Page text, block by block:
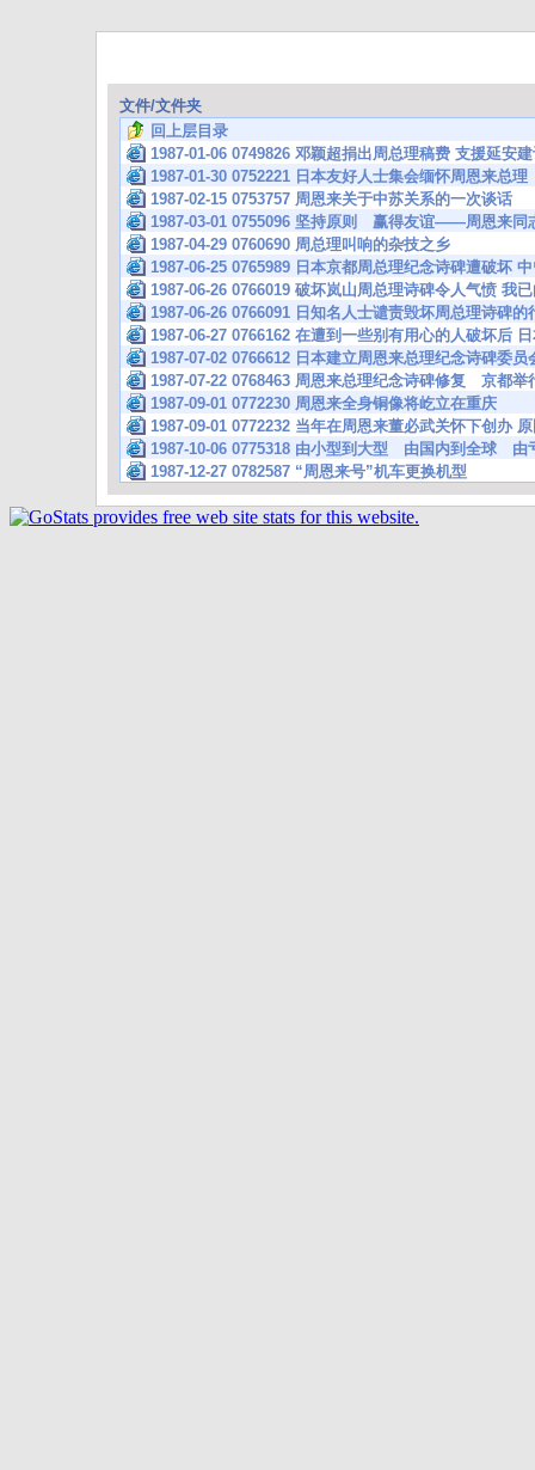
文件/文件夹
回上层目录
1987-01-06 0749826 邓颖超捐出周总理稿费 支援延安
1987-01-30 0752221 日本友好人士集会缅怀周恩来总理
1987-02-15 0753757 周恩来关于中苏关系的一次谈话
1987-03-01 0755096 坚持原则 赢得友谊——周恩来同
1987-04-29 0760690 周总理叫响的杂技之乡
1987-06-25 0765989 日本京都周总理纪念诗碑遭破坏
1987-06-26 0766019 破坏岚山周总理诗碑令人气愤 我
1987-06-26 0766091 日知名人士谴责毁坏周总理诗碑的
1987-06-27 0766162 在遭到一些别有用心的人破坏后
1987-07-02 0766612 日本建立周恩来总理纪念诗碑委
1987-07-22 0768463 周恩来总理纪念诗碑修复 京都举
1987-09-01 0772230 周恩来全身铜像将屹立在重庆
1987-09-01 0772232 当年在周恩来董必武关怀下创办
1987-10-06 0775318 由小型到大型 由国内到全球 由
1987-12-27 0782587 “周恩来号”机车更换机型